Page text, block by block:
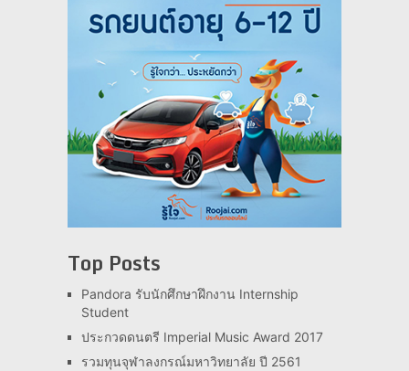
Top Posts
Pandora รับนักศึกษาฝึกงาน Internship
Student
ประกวดดนตรี Imperial Music Award 2017
รวมทุนจุฬาลงกรณ์มหาวิทยาลัย ปี 2561